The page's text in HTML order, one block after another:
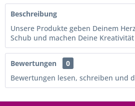
Beschreibung
Unsere Produkte geben Deinem
Schub und machen Deine Kreativität
Bewertungen
0
Bewertungen lesen, schreiben und